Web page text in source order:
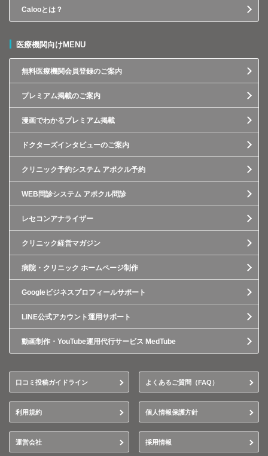
Calooとは？
医療機関向けMENU
無料医療機関会員登録のご案内
プレミアム掲載のご案内
漫画でわかるプレミアム掲載
ドクターズインタビューのご案内
クリニック予約システム アポクル予約
WEB問診システム アポクル問診
レセコンアナライザー
クリニック経営マガジン
病院・クリニック ホームページ制作
Googleビジネスプロフィールサポート
LINE公式アカウント運用サポート
動画制作・YouTube運用代行サービス MedTube
口コミ投稿ガイドライン よくあるご質問（FAQ）
利用規約 個人情報保護方針
運営会社 採用情報